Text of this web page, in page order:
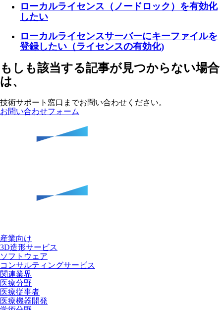
ローカルライセンス（ノードロック）を有効化
したい
ローカルライセンスサーバーにキーファイルを
登録したい（ライセンスの有効化)
もしも該当する記事が見つからない場合
は、
技術サポート窓口までお問い合わせください。
お問い合わせフォーム
産業向け
3D造形サービス
ソフトウェア
コンサルティングサービス
関連業界
医療分野
医療従事者
医療機器開発